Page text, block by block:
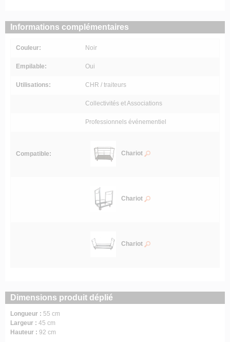
Informations complémentaires
Couleur: Noir
Empilable: Oui
Utilisations: CHR / traiteurs
Collectivités et Associations
Professionnels événementiel
Compatible: Chariot
Chariot
Chariot
Dimensions produit déplié
Longueur : 55 cm
Largeur : 45 cm
Hauteur : 92 cm